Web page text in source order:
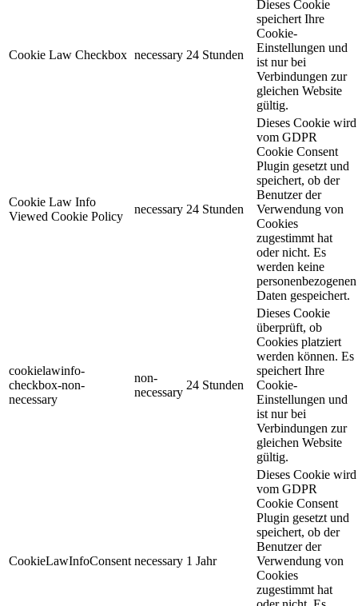
Cookie Law Checkbox necessary 24 Stunden
Dieses Cookie
speichert Ihre
Cookie-
Einstellungen und
ist nur bei
Verbindungen zur
gleichen Website
gültig.
Cookie Law Info
Viewed Cookie Policy
necessary 24 Stunden
Dieses Cookie wird
vom GDPR
Cookie Consent
Plugin gesetzt und
speichert, ob der
Benutzer der
Verwendung von
Cookies
zugestimmt hat
oder nicht. Es
werden keine
personenbezogenen
Daten gespeichert.
cookielawinfo-
checkbox-non-
necessary
non-
necessary
24 Stunden
Dieses Cookie
überprüft, ob
Cookies platziert
werden können. Es
speichert Ihre
Cookie-
Einstellungen und
ist nur bei
Verbindungen zur
gleichen Website
gültig.
CookieLawInfoConsent necessary 1 Jahr
Dieses Cookie wird
vom GDPR
Cookie Consent
Plugin gesetzt und
speichert, ob der
Benutzer der
Verwendung von
Cookies
zugestimmt hat